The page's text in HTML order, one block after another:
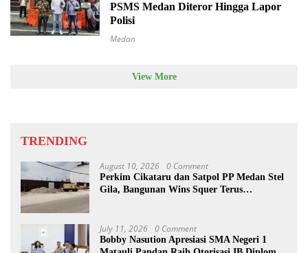
PSMS Medan Diteror Hingga Lapor
Polisi
Medan
View More
TRENDING
August 10, 2026 0 Comment
Perkim Cikataru dan Satpol PP Medan Stel
Gila, Bangunan Wins Squer Terus
July 11, 2026 0 Comment
Bobby Nasution Apresiasi SMA Negeri 1